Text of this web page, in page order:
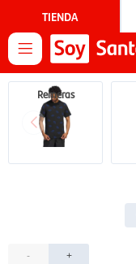
TIENDA

Remeras
- +